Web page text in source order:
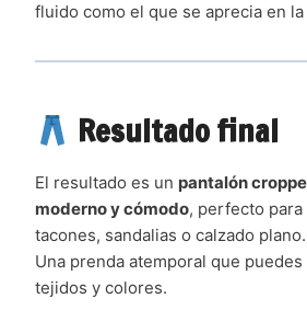
fluido como el que se aprecia en la
Resultado final
El resultado es un pantalón
moderno y cómodo, perfecto
tacones, sandalias o calzado plano.
Una prenda atemporal que
tejidos y colores.